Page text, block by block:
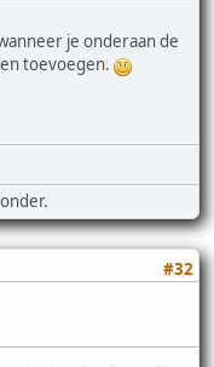
je onderaan de
toevoegen.
#32